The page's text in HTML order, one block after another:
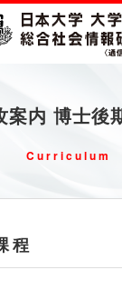
案内 博士後
Curriculum
程